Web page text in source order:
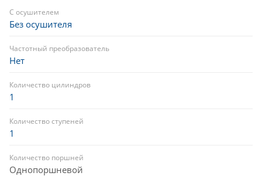
С осушителем
Без осушителя
Частотный преобразователь
Нет
Количество цилиндров
1
Количество ступеней
1
Количество поршней
Однопоршневой